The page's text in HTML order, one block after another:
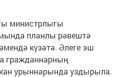
министрлыгы
планлы рәвештә
күзәтә. Әлеге эш
гражданнарның
урыннарында уздырыла.